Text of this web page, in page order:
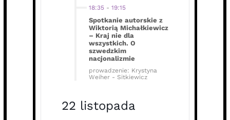
18:35 - 19:15
Spotkanie autorskie z
Wiktorią Michałkiewicz
– Kraj nie dla
wszystkich. O
szwedzkim
nacjonalizmie
prowadzenie: Krystyna
Weiher - Sitkiewicz
22 listopada